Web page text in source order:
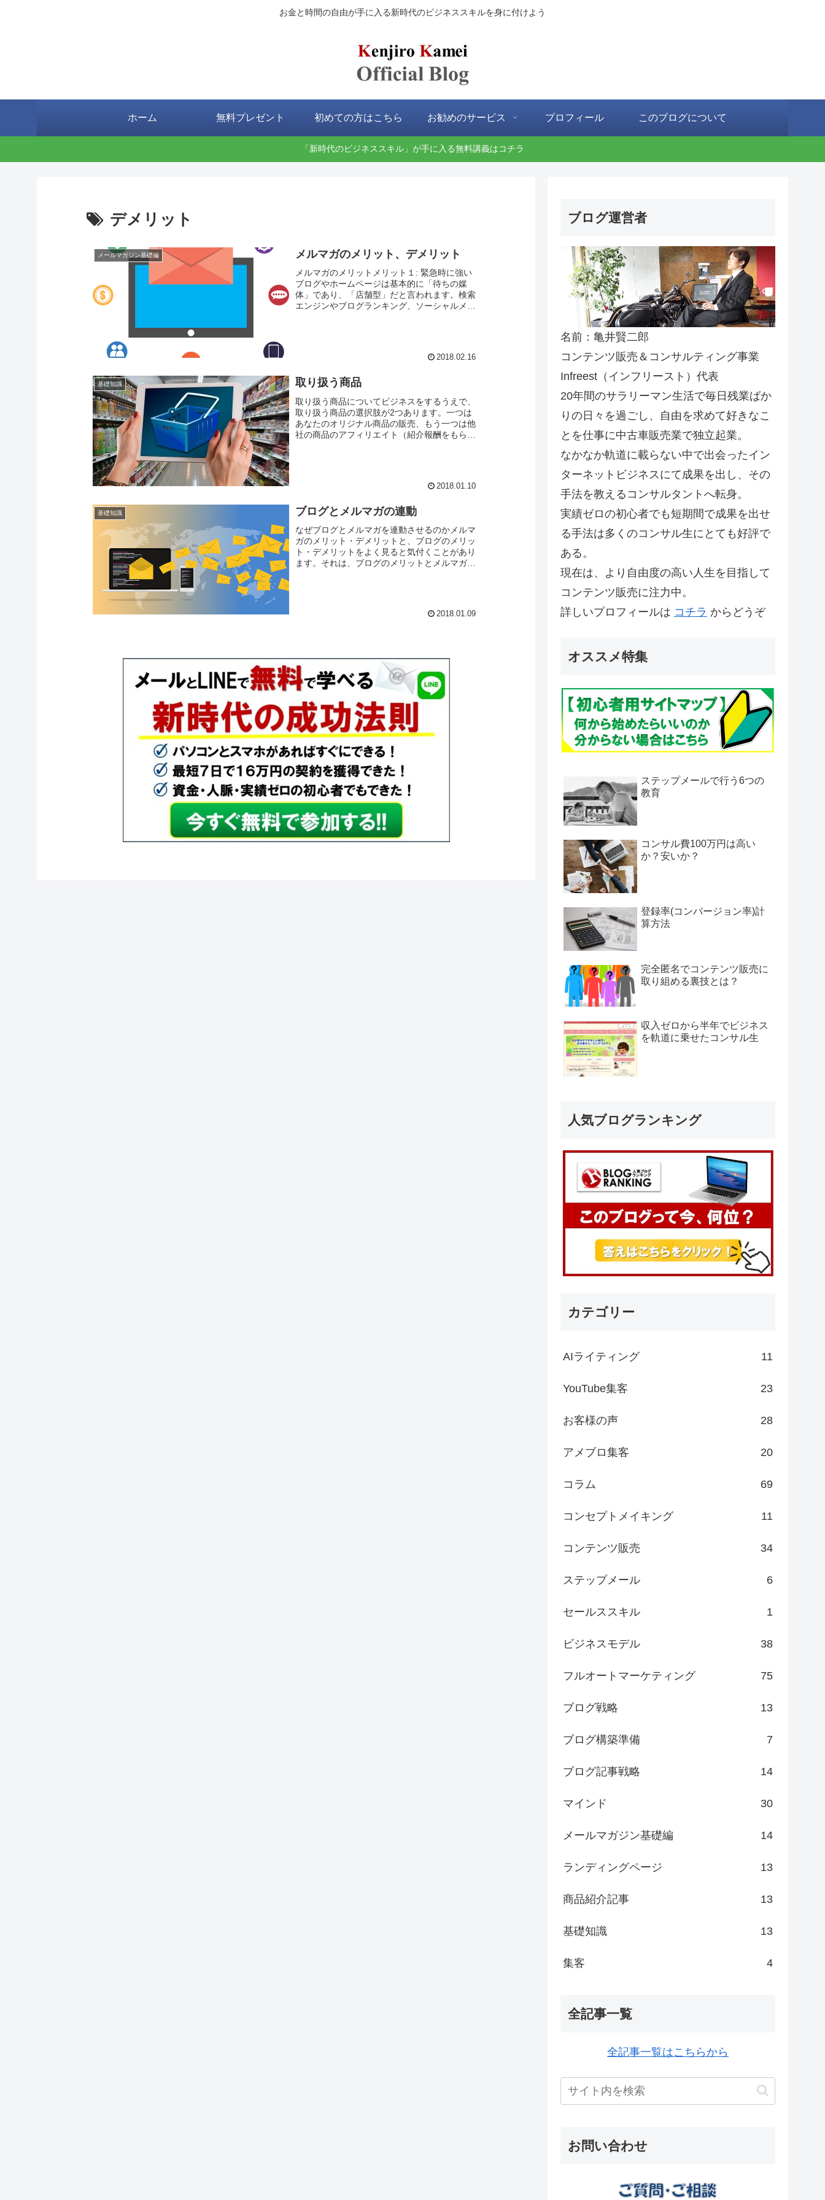
お金と時間の自由が手に入る新時代のビジネススキルを身に付けよう
ホーム 無料プレゼント 初めての方はこちら お勧めのサービス プロフィール このブログについて
「新時代のビジネススキル」が手に入る無料講義はコチラ
デメリット
メールマガジン基礎編 メルマガのメリット、デメリット
メルマガのメリットメリット１: 緊急時に強い
ブログやホームページは基本的に「待ちの媒
体」であり、「店舗型」だと言われます。検索
エンジンやブログランキング、ソーシャルメデ
のではなく、伝えたい情報があれば、こちらか
2018.02.16
基礎知識 取り扱う商品
取り扱う商品についてビジネスをするうえで、
取り扱う商品の選択肢が2つあります。一つは
あなたのオリジナル商品の販売、もう一つは他
社の商品のアフィリエイト（紹介報酬をもらう
ると良いでしょう。商品、サービスを設計し、
2018.01.10
基礎知識 ブログとメルマガの連動
なぜブログとメルマガを連動させるのかメルマ
ガのメリット・デメリットと、ブログのメリッ
ト・デメリットをよく見ると気付くことがあり
ます。それは、ブログのメリットとメルマガの
と爆発力に優れるメルマガと、安定的な集客と
2018.01.09
ブログ運営者
名前：亀井賢二郎
コンテンツ販売＆コンサルティング事業
Infreest（インフリースト）代表
20年間のサラリーマン生活で毎日残業ばか
りの日々を過ごし、自由を求めて好きなこ
とを仕事に中古車販売業で独立起業。
なかなか軌道に載らない中で出会ったイン
ターネットビジネスにて成果を出し、その
手法を教えるコンサルタントへ転身。
実績ゼロの初心者でも短期間で成果を出せ
る手法は多くのコンサル生にとても好評で
ある。
現在は、より自由度の高い人生を目指して
コンテンツ販売に注力中。
詳しいプロフィールは コチラ からどうぞ
オススメ特集
ステップメールで行う6つの
教育
コンサル費100万円は高い
か？安いか？
登録率(コンバージョン率)計
算方法
完全匿名でコンテンツ販売に
取り組める裏技とは？
収入ゼロから半年でビジネス
を軌道に乗せたコンサル生
人気ブログランキング
カテゴリー
AIライティング 11
YouTube集客 23
お客様の声 28
アメブロ集客 20
コラム 69
コンセプトメイキング 11
コンテンツ販売 34
ステップメール 6
セールススキル 1
ビジネスモデル 38
フルオートマーケティング 75
ブログ戦略 13
ブログ構築準備 7
ブログ記事戦略 14
マインド 30
メールマガジン基礎編 14
ランディングページ 13
商品紹介記事 13
基礎知識 13
集客 4
全記事一覧
全記事一覧はこちらから
お問い合わせ